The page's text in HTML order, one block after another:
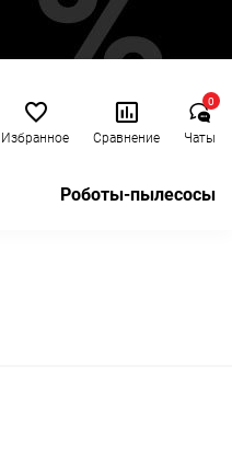
Избранное Сравнение Чаты
0
Роботы-пылесосы